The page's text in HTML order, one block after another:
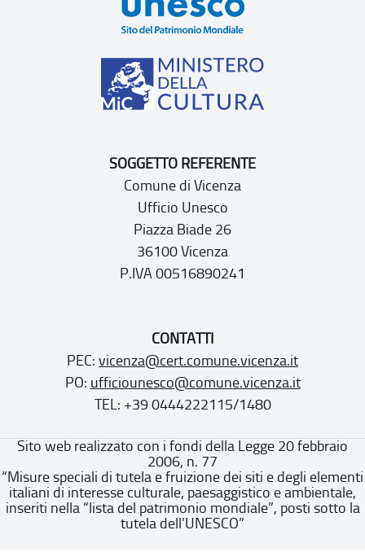
SOGGETTO REFERENTE
Comune di Vicenza
Ufficio Unesco
Piazza Biade 26
36100 Vicenza
P.IVA 00516890241
CONTATTI
PEC: vicenza@cert.comune.vicenza.it
PO: ufficiounesco@comune.vicenza.it
TEL: +39 0444222115/1480
Sito web realizzato con i fondi della Legge 20 febbraio
2006, n. 77
“Misure speciali di tutela e fruizione dei siti e degli elementi
italiani di interesse culturale, paesaggistico e ambientale,
inseriti nella “lista del patrimonio mondiale”, posti sotto la
tutela dell’UNESCO”